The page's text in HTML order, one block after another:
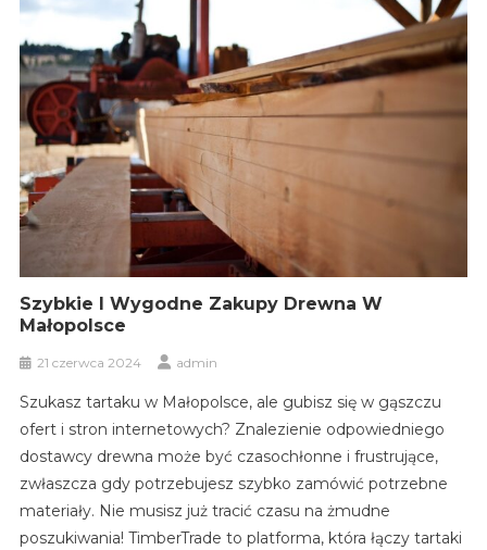
Szybkie I Wygodne Zakupy Drewna W
Małopolsce
21 czerwca 2024 admin
Szukasz tartaku w Małopolsce, ale gubisz się w gąszczu
ofert i stron internetowych? Znalezienie odpowiedniego
dostawcy drewna może być czasochłonne i frustrujące,
zwłaszcza gdy potrzebujesz szybko zamówić potrzebne
materiały. Nie musisz już tracić czasu na żmudne
poszukiwania! TimberTrade to platforma, która łączy tartaki